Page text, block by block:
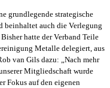
grundlegende strategische
auch die Verlegung
hatte der Verband Teile
Metalle delegiert, aus
van Gils dazu: „Nach mehr
Mitgliedschaft wurde
Fokus auf den eigenen